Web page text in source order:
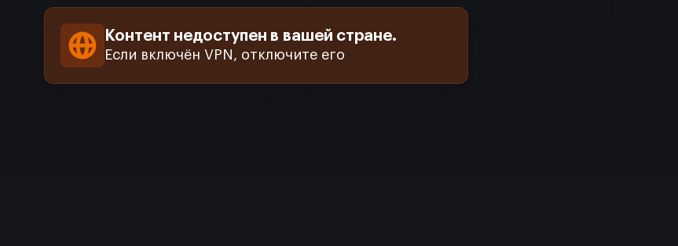
Контент недоступен в вашей стране.
Если включён VPN, отключите его